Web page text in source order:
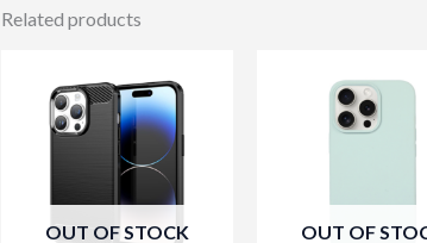
Related products
OUT OF STOCK OUT OF